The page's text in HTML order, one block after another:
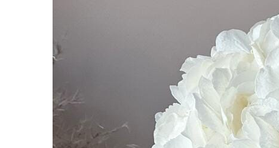
По форме букета
Розы в корзине
Метровые розы